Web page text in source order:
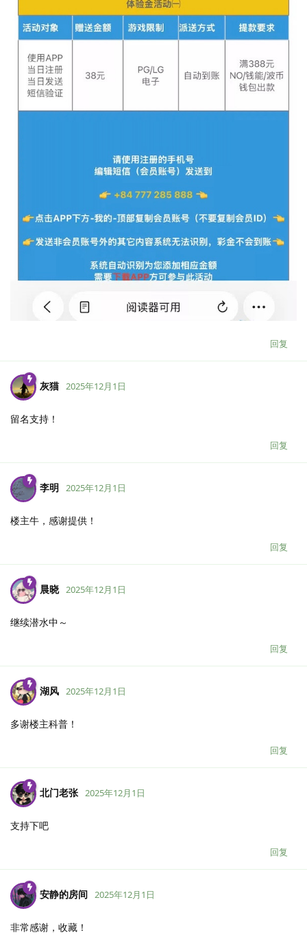
回复
灰猫 2025年12月1日
留名支持！
回复
李明 2025年12月1日
楼主牛，感谢提供！
回复
晨晓 2025年12月1日
继续潜水中～
回复
湖风 2025年12月1日
多谢楼主科普！
回复
北门老张 2025年12月1日
支持下吧
回复
安静的房间 2025年12月1日
非常感谢，收藏！